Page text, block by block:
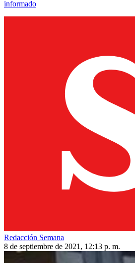
informado
Redacción Semana
8 de septiembre de 2021, 12:13 p. m.